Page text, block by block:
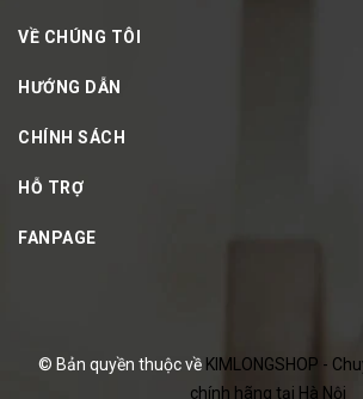
VỀ CHÚNG TÔI
HƯỚNG DẪN
CHÍNH SÁCH
HỖ TRỢ
FANPAGE
© Bản quyền thuộc về KIMLONGSHOP -
chính hãng tại Hà Nội